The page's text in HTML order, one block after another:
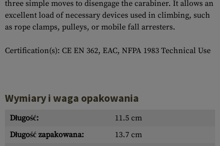
three simple moves to disengage the carabiner. It allows an
excellent load of necessary devices used in climbing, such
as rope clamps, pulleys, or mobile fall arresters.
Certification(s): CE EN 362, EAC, NFPA 1983 Technical Use
Wymiary i waga opakowania
Długość:
11.5 cm
Długość zapakowana:
13.7 cm